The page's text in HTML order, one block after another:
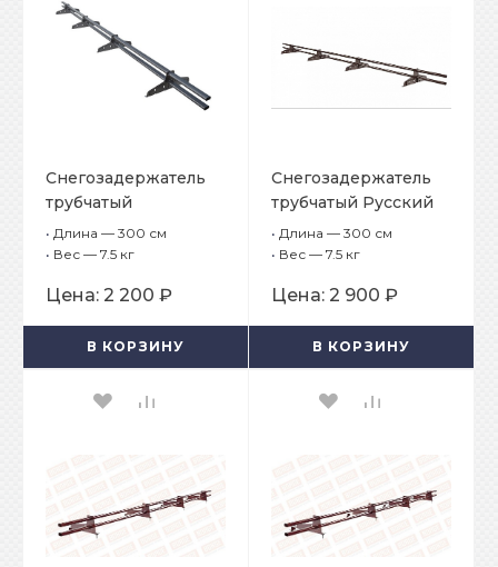
Снегозадержатель
трубчатый
плоскоовальный
Русский рубеж
опоры для
профнастила
• Длина — 300 см
• Вес — 7.5 кг
Цена: 2 200 ₽
В КОРЗИНУ
Снегозадержатель
трубчатый Русский
рубеж D-25 мм, L-3
м, 4 опоры для
• Длина — 300 см
• Вес — 7.5 кг
Цена: 2 900 ₽
В КОРЗИНУ